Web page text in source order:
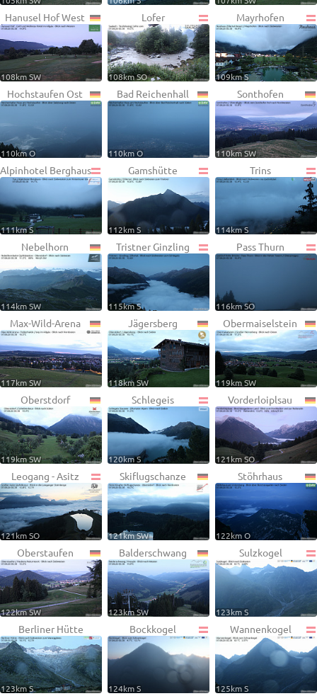
Hanusel Hof West
108km SW
Lofer
108km SO
Mayrhofen
109km S
Hochstaufen Ost
110km O
Bad Reichenhall
110km O
Sonthofen
110km SW
Alpinhotel Berghaus
111km S
Gamshütte
112km S
Trins
114km S
Nebelhorn
114km SW
Tristner Ginzling
115km S
Pass Thurn
116km SO
Max-Wild-Arena
117km SW
Jägersberg
118km SW
Obermaiselstein
119km SW
Oberstdorf
119km SW
Schlegeis
120km S
Vorderloiplsau
121km SO
Leogang - Asitz
121km SO
Skiflugschanze
121km SW
Stöhrhaus
122km O
Oberstaufen
122km SW
Balderschwang
123km SW
Sulzkogel
123km S
Berliner Hütte
123km S
Bockkogel
124km S
Wannenkogel
125km S